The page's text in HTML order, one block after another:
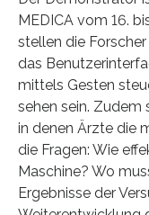
MEDICA vom 16.
stellen die
das
mittels Gesten
sehen sein. Zudem
in denen Ärzte die
die Fragen: Wie
Maschine? Wo
Ergebnisse der